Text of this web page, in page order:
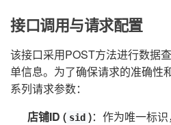
接口调用与请求配置
该接口采用POST方法进行数据
单信息。为了确保请求的准确性
系列请求参数：
店铺ID ( sid )：作为唯一标